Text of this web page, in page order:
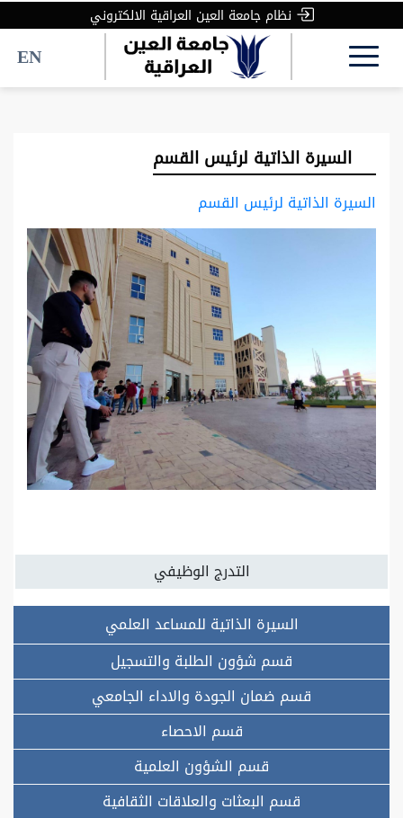
نظام جامعة العين العراقية الالكتروني
EN
السيرة الذاتية للمساعد العلمي
قسم شؤون الطلبة والتسجيل
قسم ضمان الجودة والاداء الجامعي
قسم الاحصاء
قسم الشؤون العلمية
قسم البعثات والعلاقات الثقافية
السيرة الذاتية لرئيس القسم
السيرة الذاتية لرئيس القسم
التدرج الوظيفي